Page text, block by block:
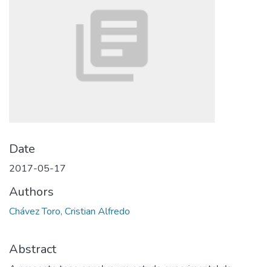
Date
2017-05-17
Authors
Chávez Toro, Cristian Alfredo
Abstract